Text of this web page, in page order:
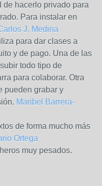
hacerlo privado para
Para instalar en
J. Medina
para dar clases a
y de pago. Una de las
todo tipo de
para colaborar. Otra
pueden grabar y
Maribel Barrera-
de forma mucho más
Ortega
muy pesados.